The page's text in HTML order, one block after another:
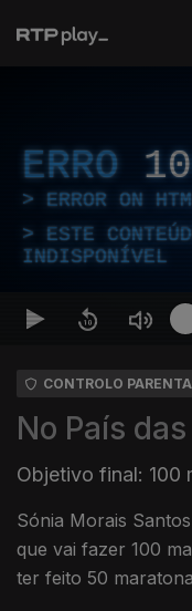
ERRO
ERROR ON
ESTE
INDISPONÍVEL
CONTROLO
No País
Objetivo final: 100
Sónia Morais
que vai fazer 100
ter feito 50